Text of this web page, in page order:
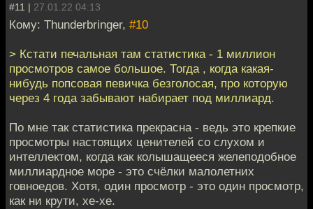
#11 | 27.01.22 04:13
Кому: Thunderbringer, #10
> Кстати печальная там статистика - 1 миллион
просмотров самое большое. Тогда , когда какая-
нибудь попсовая певичка безголосая, про которую
через 4 года забывают набирает под миллиард.
По мне так статистика прекрасна - ведь это крепкие
просмотры настоящих ценителей со слухом и
интеллектом, когда как колышащееся желеподобное
миллиардное море - это счёлки малолетних
говноедов. Хотя, один просмотр - это один просмотр,
как ни крути, хе-хе.